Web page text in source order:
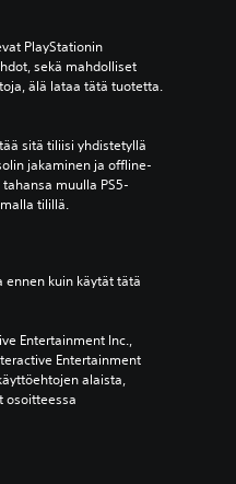
PlayStationin
sekä mahdolliset
älä lataa tätä tuotetta.
sitä tiliisi yhdistetyllä
jakaminen ja offline-
muulla PS5-
tilillä.
Entertainment Inc.,
Entertainment
alaista,
osoitteessa